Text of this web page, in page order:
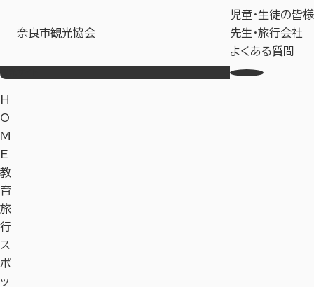
奈良市観光協会
児童・生徒の皆様
先生・旅行会社
よくある質問
H
O
M
E
教
育
旅
行
ス
ポ
ッ